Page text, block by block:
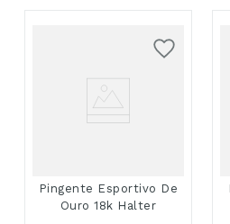
Pingente Esportivo De
Ouro 18k Halter